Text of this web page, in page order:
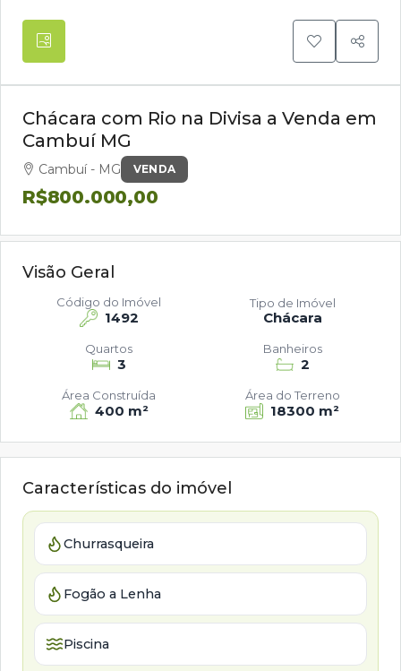
VENDA
Chácara com Rio na Divisa a Venda em
Cambuí MG
Cambuí - MG
R$800.000,00
Visão Geral
1492
Código do Imóvel
Chácara
Tipo de Imóvel
3
Quartos
2
Banheiros
400 m²
Área Construída
18300 m²
Área do Terreno
Características do imóvel
Churrasqueira
Fogão a Lenha
Piscina